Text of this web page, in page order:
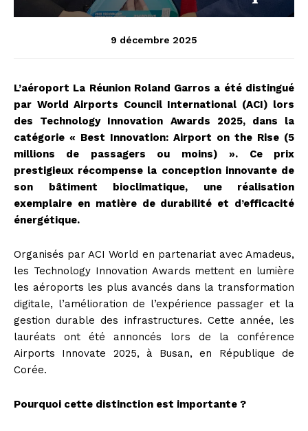
9 décembre 2025
L’aéroport La Réunion Roland Garros a été distingué
par World Airports Council International (ACI) lors
des Technology Innovation Awards 2025, dans la
catégorie « Best Innovation: Airport on the Rise (5
millions de passagers ou moins) ». Ce prix
prestigieux récompense la conception innovante de
son bâtiment bioclimatique, une réalisation
exemplaire en matière de durabilité et d’efficacité
énergétique.
Organisés par ACI World en partenariat avec Amadeus,
les Technology Innovation Awards mettent en lumière
les aéroports les plus avancés dans la transformation
digitale, l’amélioration de l’expérience passager et la
gestion durable des infrastructures. Cette année, les
lauréats ont été annoncés lors de la conférence
Airports Innovate 2025, à Busan, en République de
Corée.
Pourquoi cette distinction est importante ?